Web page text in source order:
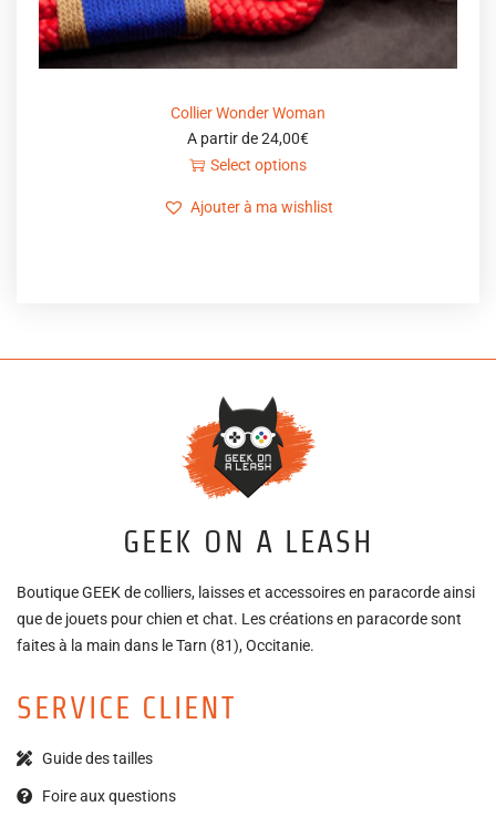
Collier Wonder Woman
A partir de24,00€
Select options
Ajouter à ma wishlist
GEEK ON A LEASH
Boutique GEEK de colliers, laisses et accessoires en paracorde ainsi
que de jouets pour chien et chat. Les créations en paracorde sont
faites à la main dans le Tarn (81), Occitanie.
SERVICE CLIENT
Guide des tailles
Foire aux questions